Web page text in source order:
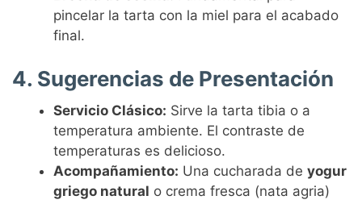
pincelar la tarta con la miel para el acabado
final.
4. Sugerencias de Presentación
Servicio Clásico: Sirve la tarta tibia o a
temperatura ambiente. El contraste de
temperaturas es delicioso.
Acompañamiento: Una cucharada deyogur
griego natural o crema fresca (nata agria)